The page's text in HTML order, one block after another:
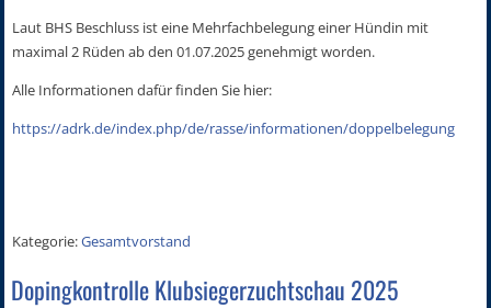
Laut BHS Beschluss ist eine Mehrfachbelegung einer Hündin mit
maximal 2 Rüden ab den 01.07.2025 genehmigt worden.
Alle Informationen dafür finden Sie hier:
https://adrk.de/index.php/de/rasse/informationen/doppelbelegung
Kategorie:Gesamtvorstand
Dopingkontrolle Klubsiegerzuchtschau 2025